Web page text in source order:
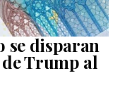
se disparan
Trump al